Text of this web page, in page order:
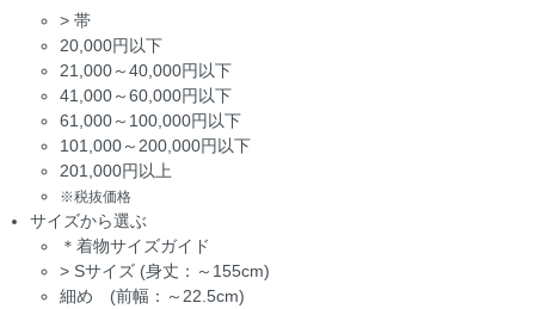
> 帯
20,000円以下
21,000～40,000円以下
41,000～60,000円以下
61,000～100,000円以下
101,000～200,000円以下
201,000円以上
※税抜価格
サイズから選ぶ
＊着物サイズガイド
> Sサイズ (身丈：～155cm)
細め (前幅：～22.5cm)